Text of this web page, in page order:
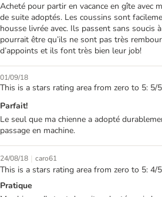
Acheté pour partir en vacance en gîte avec
de suite adoptés. Les coussins sont
housse livrée avec. Ils passent sans soucis
pourrait être qu’ils ne sont pas très
d’appoints et ils font très bien leur job!
01/09/18
This is a stars rating area from zero to 5: 5/5
Parfait!
Le seul que ma chienne a adopté
passage en machine.
24/08/18 | caro61
This is a stars rating area from zero to 5: 4/5
Pratique